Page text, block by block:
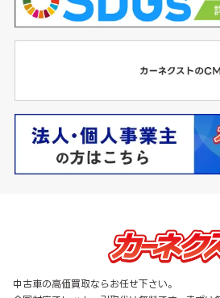
中古車の高価買取ならお任せ下さい。